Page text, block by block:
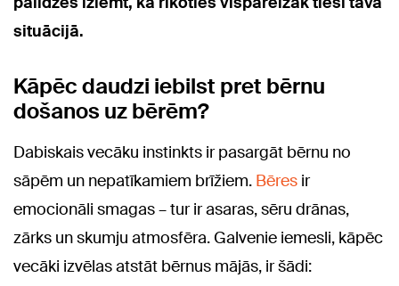
situācijā.
Kāpēc daudzi iebilst pret bērnu
došanos uz bērēm?
Dabiskais vecāku instinkts ir pasargāt bērnu no
sāpēm un nepatīkamiem brīžiem. Bēres ir
emocionāli smagas – tur ir asaras, sēru drānas,
zārks un skumju atmosfēra. Galvenie iemesli, kāpēc
vecāki izvēlas atstāt bērnus mājās, ir šādi: